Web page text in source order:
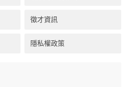
徵才資訊
隱私權政策